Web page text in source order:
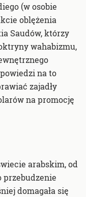
(w osobie
oblężenia
Saudów, którzy
wahabizmu,
na to
zajadły
na promocję
arabskim, od
przebudzenie
domagała się